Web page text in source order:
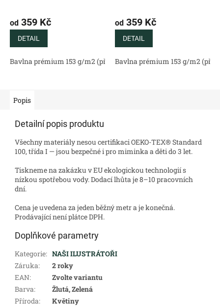
od 359 Kč
DETAIL
Bavlna prémium 153 g/m2 (přírodní) Bavlněný satén 130 g/
od 359 Kč
DETAIL
Bavlna prémium 153 g/m2
Popis
Detailní popis produktu
Všechny materiály nesou certifikaci OEKO-TEX® Standard
100, třída I — jsou bezpečné i pro miminka a děti do 3 let.
Tiskneme na zakázku v EU ekologickou technologií s
nízkou spotřebou vody. Dodací lhůta je 8–10 pracovních
dní.
Cena je uvedena za jeden běžný metr a je konečná.
Prodávající není plátce DPH.
Doplňkové parametry
Kategorie: NAŠI ILUSTRÁTOŘI
Záruka:
2 roky
EAN:
Zvolte variantu
Barva:
Žlutá, Zelená
Příroda: Květiny